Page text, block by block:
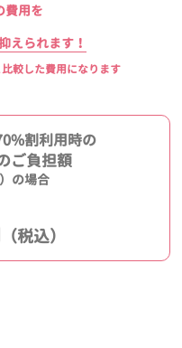
費用を
えられます！
較した費用になります
割利用時の
ご負担額
の場合
（税込）